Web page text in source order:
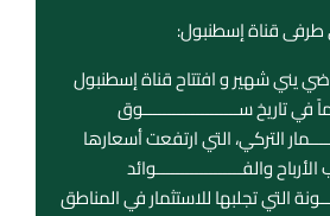
طرفى قناة إسطنبول:
يني شهير و افتتاح قناة إسطنبول
ســــــــــــــــــــوق
التركي، التي ارتفعت أسعارها
والفــــــــــــــــــوائد
التي تجلبها للاستثمار في المناطق